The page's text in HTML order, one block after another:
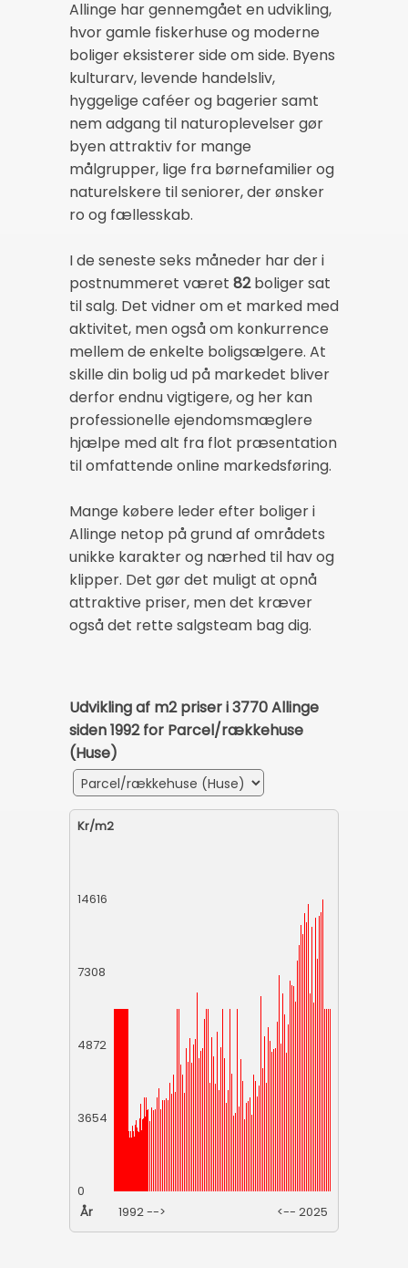
Allinge har gennemgået en udvikling,
hvor gamle fiskerhuse og moderne
boliger eksisterer side om side. Byens
kulturarv, levende handelsliv,
hyggelige caféer og bagerier samt
nem adgang til naturoplevelser gør
byen attraktiv for mange
målgrupper, lige fra børnefamilier og
naturelskere til seniorer, der ønsker
ro og fællesskab.
I de seneste seks måneder har der i
postnummeret været 82boliger sat
til salg. Det vidner om et marked med
aktivitet, men også om konkurrence
mellem de enkelte boligsælgere. At
skille din bolig ud på markedet bliver
derfor endnu vigtigere, og her kan
professionelle ejendomsmæglere
hjælpe med alt fra flot præsentation
til omfattende online markedsføring.
Mange købere leder efter boliger i
Allinge netop på grund af områdets
unikke karakter og nærhed til hav og
klipper. Det gør det muligt at opnå
attraktive priser, men det kræver
også det rette salgsteam bag dig.
Udvikling af m2 priser i 3770 Allinge
siden 1992 for Parcel/rækkehuse
(Huse)
Kr/m2
14616
7308
4872
3654
0
År
1992 --> <-- 2025